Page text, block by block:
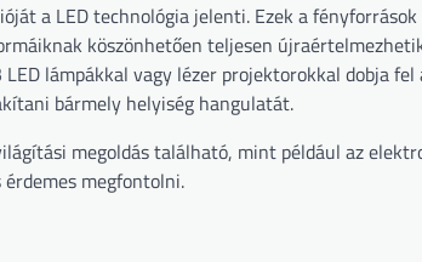
a LED technológia jelenti. Ezek a
köszönhetően teljesen
lámpákkal vagy lézer projektorokkal dobja
bármely helyiség hangulatát.
megoldás található, mint például az
megfontolni.